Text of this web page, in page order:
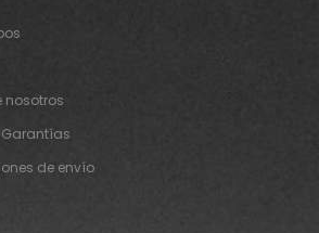
nosotros
de envío